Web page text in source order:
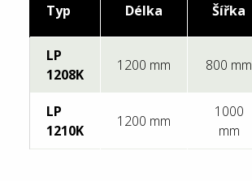
Typ Délka Šířka
LP
1208K
1200 mm 800 mm
LP
1210K
1200 mm
1000
mm